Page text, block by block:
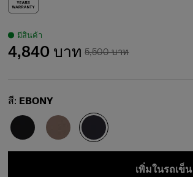
มีสินค้า
5,500 บาท
4,840 บาท
Select
สี: EBONY
เพิ่มในรถเข็น